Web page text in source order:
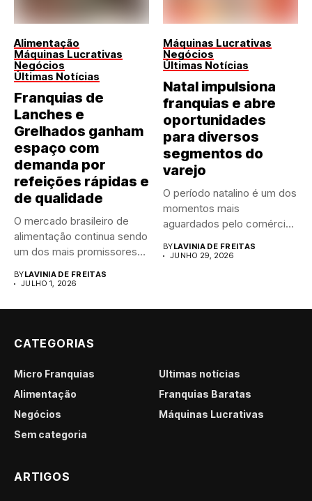
Alimentação
Máquinas Lucrativas
Negócios
Últimas Notícias
Franquias de
Lanches e
Grelhados ganham
espaço com
demanda por
refeições rápidas e
de qualidade
O mercado brasileiro de
alimentação continua sendo
um dos mais promissores
BYLAVINIA DE FREITAS
JULHO 1, 2026
Máquinas Lucrativas
Negócios
Últimas Notícias
Natal impulsiona
franquias e abre
oportunidades
para diversos
segmentos do
varejo
O período natalino é um dos
momentos mais
aguardados pelo comércio
BYLAVINIA DE FREITAS
JUNHO 29, 2026
CATEGORIAS
Micro Franquias
Últimas notícias
Alimentação
Franquias Baratas
Negócios
Máquinas Lucrativas
Sem categoria
ARTIGOS